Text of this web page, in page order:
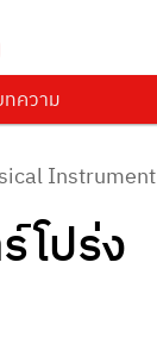
พ
ทความ
Instrument
โปร่ง